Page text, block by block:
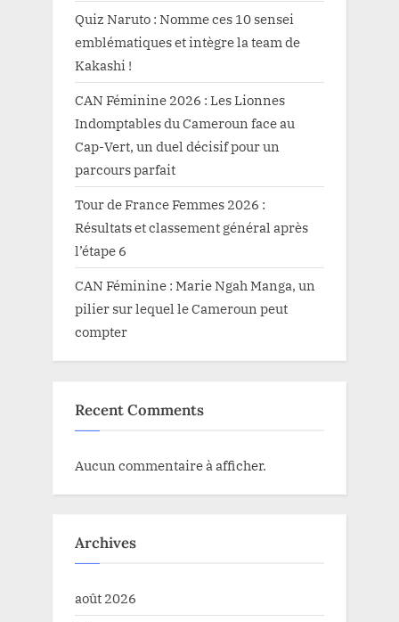
Quiz Naruto : Nomme ces 10 sensei
emblématiques et intègre la team de
Kakashi !
CAN Féminine 2026 : Les Lionnes
Indomptables du Cameroun face au
Cap-Vert, un duel décisif pour un
parcours parfait
Tour de France Femmes 2026 :
Résultats et classement général après
l’étape 6
CAN Féminine : Marie Ngah Manga, un
pilier sur lequel le Cameroun peut
compter
Recent Comments
Aucun commentaire à afficher.
Archives
août 2026